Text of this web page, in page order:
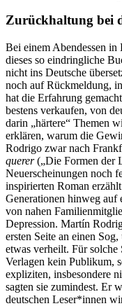
Zurückhaltung bei
Bei einem Abendessen
dieses so eindringliche
nicht ins Deutsche
noch auf Rückmeldung,
hat die Erfahrung
bestens verkaufen, von
darin „härtere“ Themen
erklären, warum die
Rodrigo zwar nach
querer(„Die Formen der
Neuerscheinungen noch
inspirierten Roman
Generationen hinweg auf
von nahen
Depression. Martín
ersten Seite an einen
etwas verheilt. Für solche
Verlagen kein Publikum,
expliziten, insbesondere
sagten sie zumindest. Er
deutschen Leser*innen